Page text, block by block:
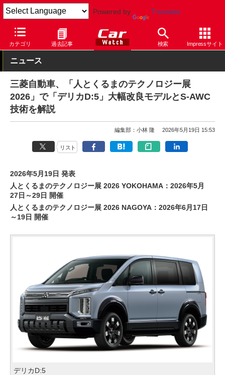
Powered by Translate
カテゴリ 過去記事 検索 Impressサイト
Car Watch 自動車 三菱自動車 デリカD:5
ニュース
三菱自動車、「人とくるまのテクノロジー展
2026」で「デリカD:5」大幅改良モデルとS-AWC
技術を解説
編集部：小林 隆 2026年5月19日 15:53
リスト
2026年5月19日 発表
人とくるまのテクノロジー展 2026 YOKOHAMA：2026年5月
27日～29日 開催
人とくるまのテクノロジー展 2026 NAGOYA：2026年6月17日
～19日 開催
デリカD:5